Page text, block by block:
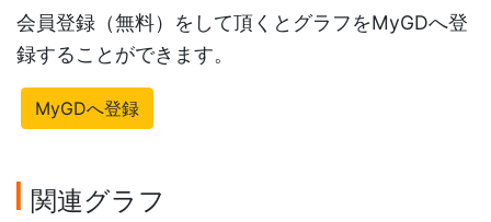
会員登録（無料）をして頂くとグラフをMyGDへ登
録することができます。
MyGDへ登録
関連グラフ